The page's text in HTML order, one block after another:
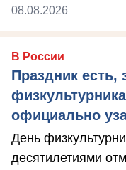
08.08.2026
В России
Праздник есть,
официально
День
десятилетиями